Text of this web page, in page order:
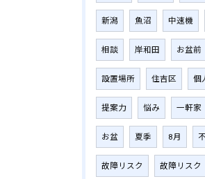
新潟 魚沼 中速機
相談 岸和田 お盆前
設置場所 住吉区 個
提案力 悩み 一軒家
お盆 夏季 8月
故障リスク 故障リスク